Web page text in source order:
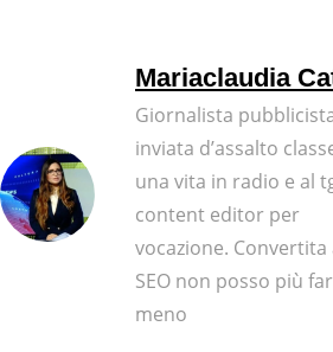
Mariaclaudia
Giornalista
inviata d’assalto
una vita in radio e al
content editor per
vocazione. Convertita
SEO non posso più
meno